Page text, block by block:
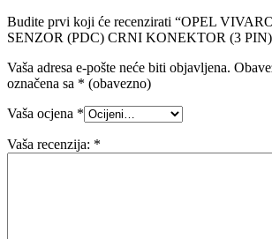
Budite prvi koji će recenzirati “OPEL
SENZOR (PDC) CRNI KONEKTOR (3 PIN)
Vaša adresa e-pošte neće biti objavljena.
označena sa * (obavezno)
Vaša ocjena *
Vaša recenzija: *